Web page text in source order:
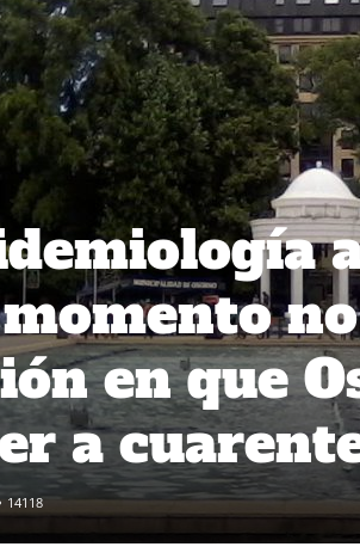
en que
a
14118